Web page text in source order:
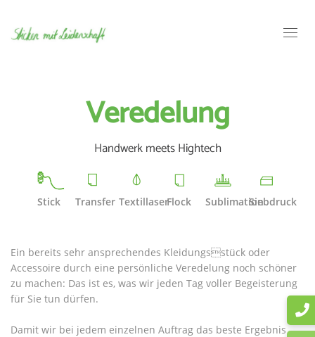
Veredelung
Handwerk meets Hightech
Stick Transfer TextillaserFlock SublimationSiebdruck
Ein bereits sehr ansprechendes Kleidungsstück oder
Accessoire durch eine persönliche Veredelung noch schöner
zu machen: Das ist es, was wir jeden Tag voller Begeisterung
für Sie tun dürfen.
Damit wir bei jedem einzelnen Auftrag das beste Ergebnis